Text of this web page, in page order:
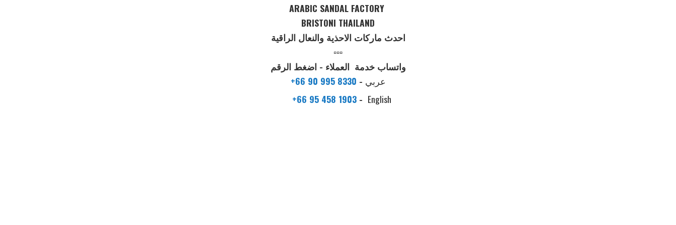
ARABIC SANDAL FACTORY
BRISTONI THAILAND
احدث ماركات الاحذية والنعال الراقية
▫️▫️▫️
واتساب خدمة العملاء - اضغط الرقم
+66 90 995 8330 - عربي
+66 95 458 1903 - English